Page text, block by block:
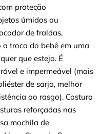
proteção
úmidos ou
de fraldas,
troca do bebê em uma
que esteja. É
e impermeável (mais
de sarja, melhor
ao rasgo). Costura
reforçadas nas
mochila de